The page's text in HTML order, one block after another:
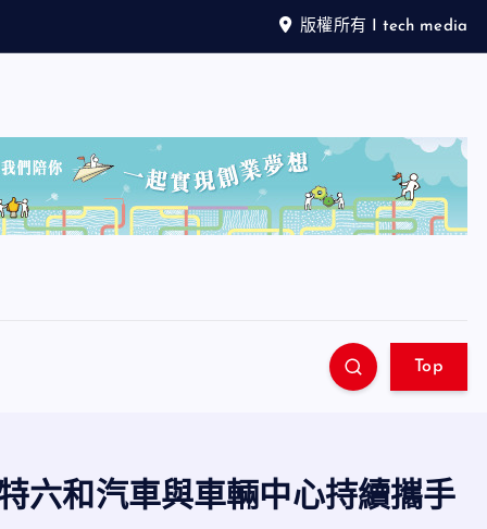
版權所有 I tech media
Top
六和汽車與車輛中心持續攜手